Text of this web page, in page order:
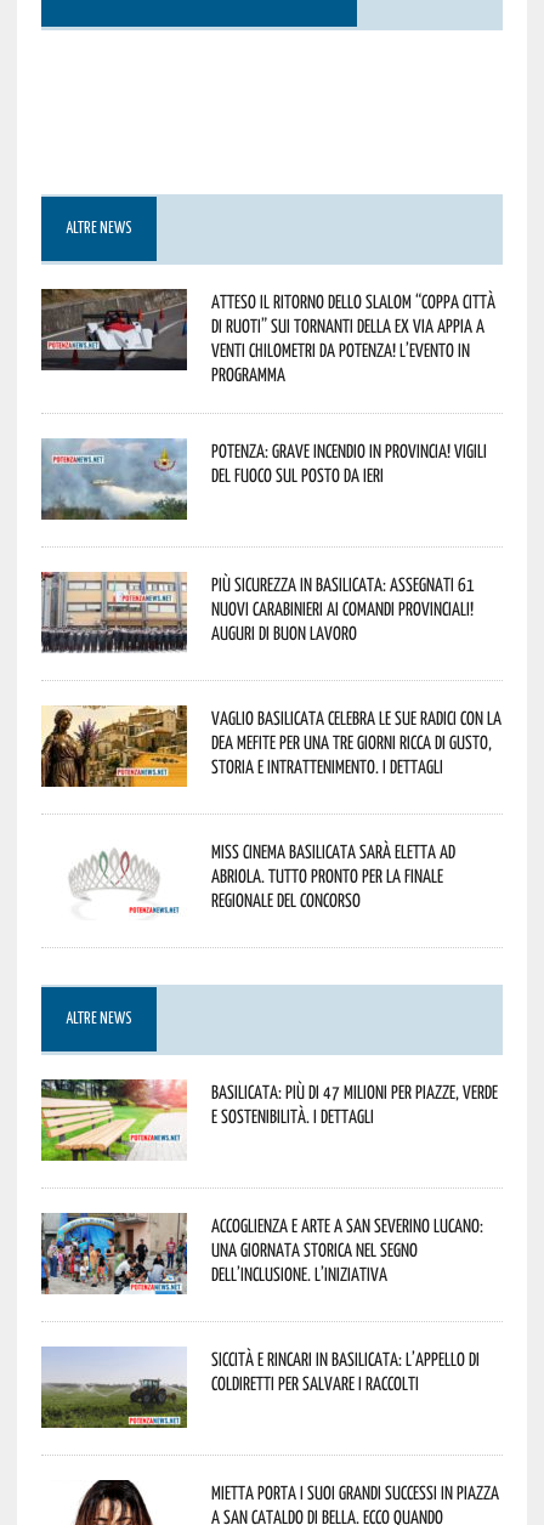
ALTRE NEWS
Atteso il ritorno dello slalom “Coppa Città
di Ruoti” sui tornanti della ex via Appia a
venti chilometri da Potenza! L’evento in
programma
Potenza: grave incendio in Provincia! Vigili
del fuoco sul posto da ieri
Più sicurezza in Basilicata: assegnati 61
nuovi Carabinieri ai Comandi provinciali!
Auguri di buon lavoro
Vaglio Basilicata celebra le sue radici con la
Dea Mefite per una tre giorni ricca di gusto,
storia e intrattenimento. I dettagli
Miss Cinema Basilicata sarà eletta ad
Abriola. Tutto pronto per la finale
regionale del concorso
ALTRE NEWS
Basilicata: più di 47 milioni per piazze, verde
e sostenibilità. I dettagli
Accoglienza e arte a San Severino Lucano:
una giornata storica nel segno
dell’inclusione. L’iniziativa
Siccità e rincari in Basilicata: l’appello di
Coldiretti per salvare i raccolti
Mietta porta i suoi grandi successi in piazza
a San Cataldo di Bella. Ecco quando